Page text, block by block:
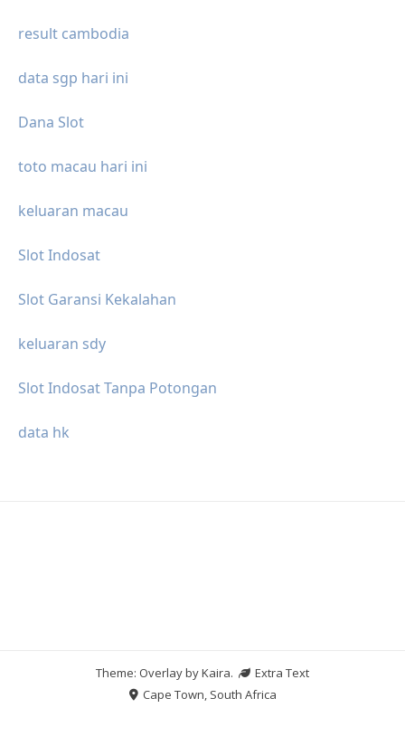
result cambodia
data sgp hari ini
Dana Slot
toto macau hari ini
keluaran macau
Slot Indosat
Slot Garansi Kekalahan
keluaran sdy
Slot Indosat Tanpa Potongan
data hk
Theme: Overlay byKaira.
Extra Text
Cape Town, South Africa